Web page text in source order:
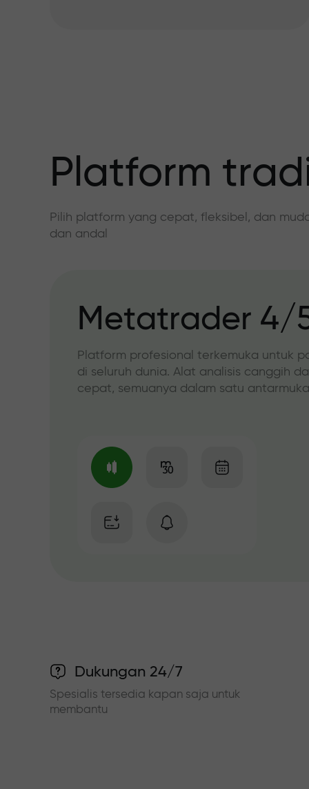
Platform
Pilih platform yang cepat, fleksibel, dan
dan andal
Metatrader 4/
Platform profesional terkemuka untuk
di seluruh dunia. Alat analisis canggih
cepat, semuanya dalam satu
Dukungan 24/7
Spesialis tersedia kapan saja untuk
membantu